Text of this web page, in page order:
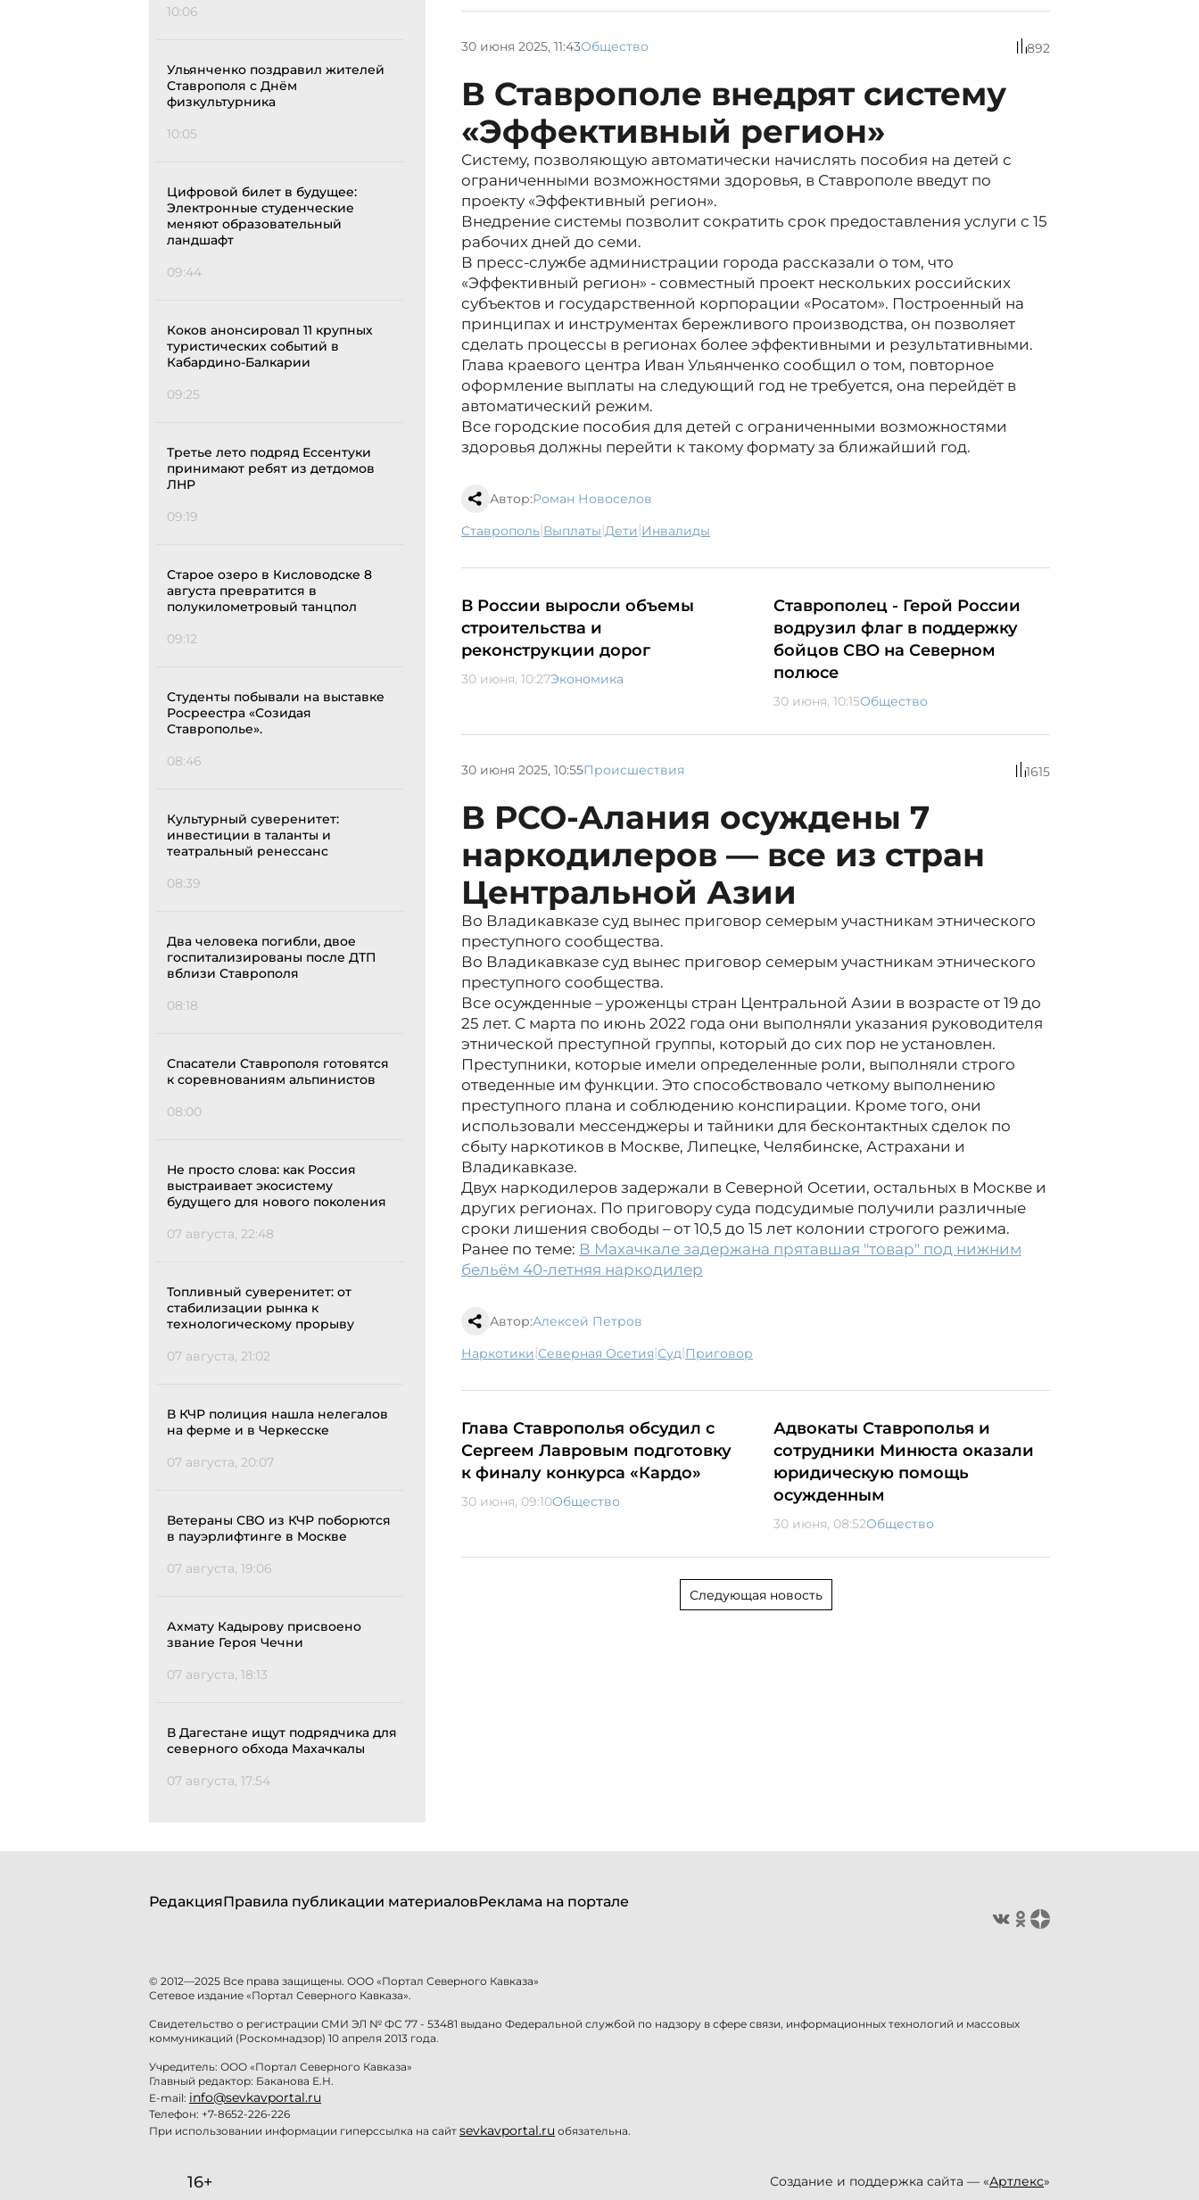
10:06
Ульянченко поздравил жителей
Ставрополя с Днём
физкультурника
10:05
Цифровой билет в будущее:
Электронные студенческие
меняют образовательный
ландшафт
09:44
Коков анонсировал 11 крупных
туристических событий в
Кабардино-Балкарии
09:25
Третье лето подряд Ессентуки
принимают ребят из детдомов
ЛНР
09:19
Старое озеро в Кисловодске 8
августа превратится в
полукилометровый танцпол
09:12
Студенты побывали на выставке
Росреестра «Созидая
Ставрополье».
08:46
Культурный суверенитет:
инвестиции в таланты и
театральный ренессанс
08:39
Два человека погибли, двое
госпитализированы после ДТП
вблизи Ставрополя
08:18
Спасатели Ставрополя готовятся
к соревнованиям альпинистов
08:00
Не просто слова: как Россия
выстраивает экосистему
будущего для нового поколения
07 августа, 22:48
Топливный суверенитет: от
стабилизации рынка к
технологическому прорыву
07 августа, 21:02
В КЧР полиция нашла нелегалов
на ферме и в Черкесске
07 августа, 20:07
Ветераны СВО из КЧР поборются
в пауэрлифтинге в Москве
07 августа, 19:06
Ахмату Кадырову присвоено
звание Героя Чечни
07 августа, 18:13
В Дагестане ищут подрядчика для
северного обхода Махачкалы
07 августа, 17:54
30 июня 2025, 11:43Общество 892
В Ставрополе внедрят систему
«Эффективный регион»
Систему, позволяющую автоматически начислять пособия на детей с
ограниченными возможностями здоровья, в Ставрополе введут по
проекту «Эффективный регион».
Внедрение системы позволит сократить срок предоставления услуги с 15
рабочих дней до семи.
В пресс-службе администрации города рассказали о том, что
«Эффективный регион» - совместный проект нескольких российских
субъектов и государственной корпорации «Росатом». Построенный на
принципах и инструментах бережливого производства, он позволяет
сделать процессы в регионах более эффективными и результативными.
Глава краевого центра Иван Ульянченко сообщил о том, повторное
оформление выплаты на следующий год не требуется, она перейдёт в
автоматический режим.
Все городские пособия для детей с ограниченными возможностями
здоровья должны перейти к такому формату за ближайший год.
Автор:Роман Новоселов
Ставрополь| выплаты| дети| инвалиды
В России выросли объемы
строительства и
реконструкции дорог
30 июня, 10:27Экономика
Ставрополец - Герой России
водрузил флаг в поддержку
бойцов СВО на Северном
полюсе
30 июня, 10:15Общество
30 июня 2025, 10:55Происшествия 1615
В РСО-Алания осуждены 7
наркодилеров — все из стран
Центральной Азии
Во Владикавказе суд вынес приговор семерым участникам этнического
преступного сообщества.
Во Владикавказе суд вынес приговор семерым участникам этнического
преступного сообщества.
Все осужденные – уроженцы стран Центральной Азии в возрасте от 19 до
25 лет. С марта по июнь 2022 года они выполняли указания руководителя
этнической преступной группы, который до сих пор не установлен.
Преступники, которые имели определенные роли, выполняли строго
отведенные им функции. Это способствовало четкому выполнению
преступного плана и соблюдению конспирации. Кроме того, они
использовали мессенджеры и тайники для бесконтактных сделок по
сбыту наркотиков в Москве, Липецке, Челябинске, Астрахани и
Владикавказе.
Двух наркодилеров задержали в Северной Осетии, остальных в Москве и
других регионах. По приговору суда подсудимые получили различные
сроки лишения свободы – от 10,5 до 15 лет колонии строгого режима.
Ранее по теме: В Махачкале задержана прятавшая "товар" под нижним
бельём 40-летняя наркодилер
Автор:Алексей Петров
наркотики| Северная Осетия| суд| приговор
Глава Ставрополья обсудил с
Сергеем Лавровым подготовку
к финалу конкурса «Кардо»
30 июня, 09:10Общество
Адвокаты Ставрополья и
сотрудники Минюста оказали
юридическую помощь
осужденным
30 июня, 08:52Общество
Следующая новость
РедакцияПравила публикации материаловРеклама на портале
© 2012—2025 Все права защищены. ООО «Портал Северного Кавказа»
Сетевое издание «Портал Северного Кавказа».
Свидетельство о регистрации СМИ ЭЛ № ФС 77 - 53481 выдано Федеральной службой по надзору в сфере связи, информационных технологий и массовых
коммуникаций (Роскомнадзор) 10 апреля 2013 года.
Учредитель: ООО «Портал Северного Кавказа»
Главный редактор: Баканова Е.Н.
E-mail: info@sevkavportal.ru
Телефон: +7-8652-226-226
При использовании информации гиперссылка на сайт sevkavportal.ru обязательна.
16+ Создание и поддержка сайта — «Артлекс»